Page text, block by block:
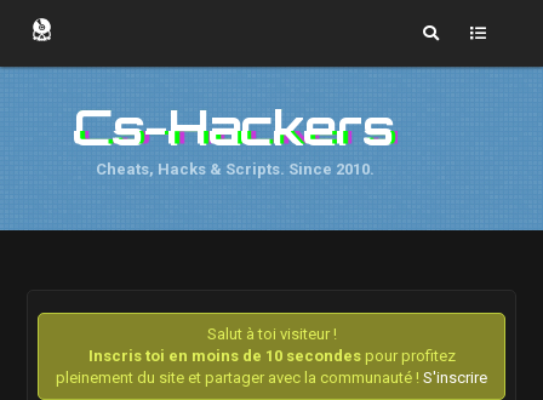
Cs-Hackers
Cheats, Hacks & Scripts. Since 2010.
Salut à toi visiteur !
Inscris toi en moins de 10 secondespour profitez
pleinement du site et partager avec la communauté ! S'inscrire